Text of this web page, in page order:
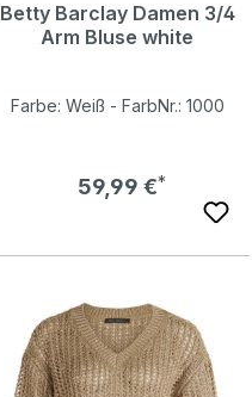
Betty Barclay Damen 3/4
Arm Bluse white
Farbe: Weiß - FarbNr.: 1000
Regulärer Preis:
59,99 €